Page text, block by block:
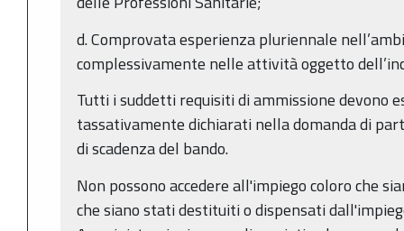
d. Comprovata esperienza pluriennale
complessivamente nelle attività oggetto
Tutti i suddetti requisiti di ammissione devono
tassativamente dichiarati nella domanda di
di scadenza del bando.
Non possono accedere all'impiego coloro che
che siano stati destituiti o dispensati